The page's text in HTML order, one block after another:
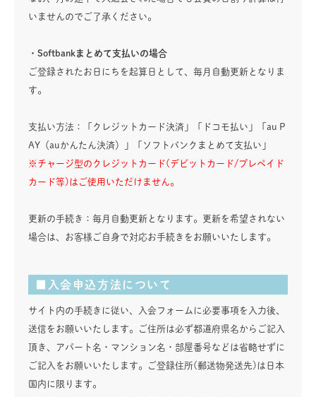
いませんのでご了承ください。
・Softbankまとめて支払いの場合
ご登録されたお日にちを起算日として、毎月自動更新となりま
す。
支払い方法：「クレジットカード決済」「ドコモ払い」「au P
AY（auかんたん決済）」「ソフトバンクまとめて支払い」
※チャージ型のクレジットカード(デビットカード/プレペイド
カード等)はご使用いただけません。
更新の手続き：毎月自動更新となります。更新を希望されない
場合は、お客様ご自身で対応お手続きをお願いいたします。
■入会申込方法について
サイト内の手続きに従い、入会フォームに必要事項を入力後、
送信をお願いいたします。ご住所は必ず都道府県名からご記入
頂き、アパート名・マンション名・部屋番号などは省略せずに
ご記入をお願いいたします。ご登録住所(郵送物発送先)は日本
国内に限ります。